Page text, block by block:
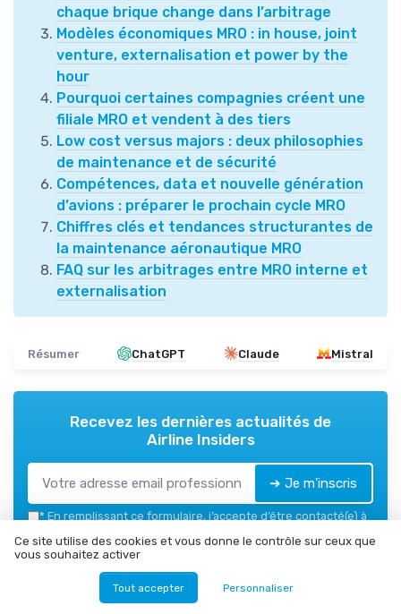
chaque brique change dans l’arbitrage
Modèles économiques MRO : in house, joint
venture, externalisation et power by the
hour
Pourquoi certaines compagnies créent une
filiale MRO et vendent à des tiers
Low cost versus majors : deux philosophies
de maintenance et de sécurité
Compétences, data et nouvelle génération
d’avions : préparer le prochain cycle MRO
Chiffres clés et tendances structurantes de
la maintenance aéronautique MRO
FAQ sur les arbitrages entre MRO interne et
externalisation
Résumer ChatGPT Claude Mistral
Recevez les dernières actualités de
Airline Insiders
➔ Je m'inscris
* En remplissant ce formulaire, j’accepte d’être contacté(e) à
Airline Insiders
Ajoutez-nous à vos sources préférées sur Google
Ce site utilise des cookies et vous donne le contrôle sur ceux que
vous souhaitez activer
Tout accepter Personnaliser